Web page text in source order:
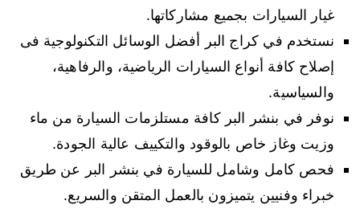
غيار السيارات بجميع مشاركاتها.
نستخدم في كراج البر أفضل الوسائل التكنولوجية فى
إصلاح كافة أنواع السيارات الرياضية، والرفاهية،
والسياسية.
نوفر في بنشر البر كافة مستلزمات السيارة من ماء
وزيت وغاز خاص بالوقود والتكييف عالية الجودة.
فحص كامل وشامل للسيارة في بنشر البر عن طريق
خبراء وفنيين يتميزون بالعمل المتقن والسريع.